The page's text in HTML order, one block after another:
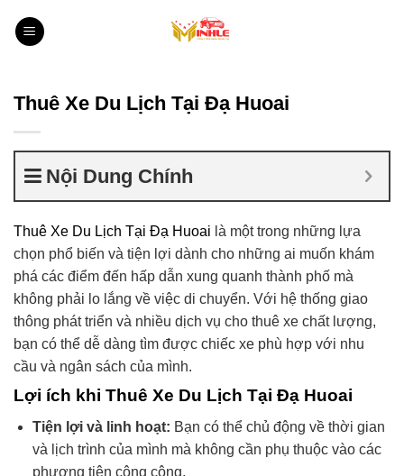
qua
Thuê Xe Du Lịch Tại Đạ Huoai
Nội Dung Chính
Thuê Xe Du Lịch Tại Đạ Huoai là một trong những lựa
chọn phổ biến và tiện lợi dành cho những ai muốn khám
phá các điểm đến hấp dẫn xung quanh thành phố mà
không phải lo lắng về việc di chuyển. Với hệ thống giao
thông phát triển và nhiều dịch vụ cho thuê xe chất lượng,
bạn có thể dễ dàng tìm được chiếc xe phù hợp với nhu
cầu và ngân sách của mình.
Lợi ích khi Thuê Xe Du Lịch Tại Đạ Huoai
Tiện lợi và linh hoạt: Bạn có thể chủ động về thời gian
và lịch trình của mình mà không cần phụ thuộc vào các
phương tiện công cộng.